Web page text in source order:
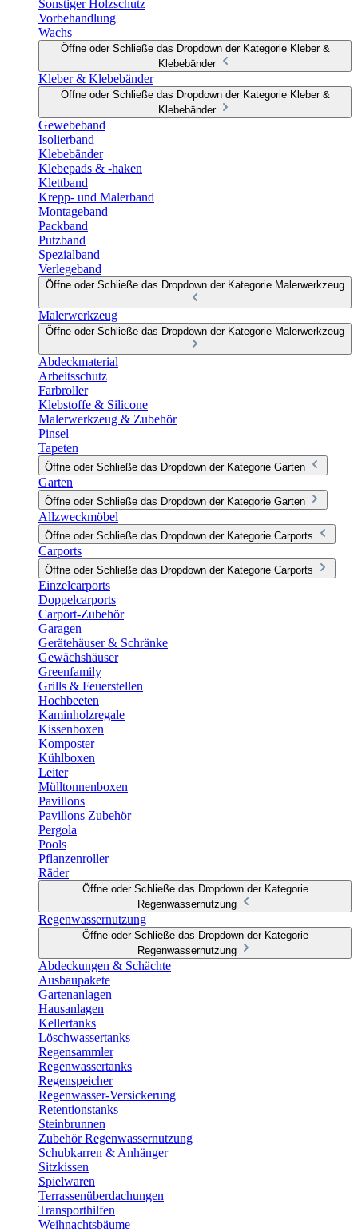
Sonstiger Holzschutz
Vorbehandlung
Wachs
Öffne oder Schließe das Dropdown der Kategorie Kleber &
Klebebänder
Kleber & Klebebänder
Öffne oder Schließe das Dropdown der Kategorie Kleber &
Klebebänder
Gewebeband
Isolierband
Klebebänder
Klebepads & -haken
Klettband
Krepp- und Malerband
Montageband
Packband
Putzband
Spezialband
Verlegeband
Öffne oder Schließe das Dropdown der Kategorie Malerwerkzeug
Malerwerkzeug
Öffne oder Schließe das Dropdown der Kategorie Malerwerkzeug
Abdeckmaterial
Arbeitsschutz
Farbroller
Klebstoffe & Silicone
Malerwerkzeug & Zubehör
Pinsel
Tapeten
Öffne oder Schließe das Dropdown der Kategorie Garten
Garten
Öffne oder Schließe das Dropdown der Kategorie Garten
Allzweckmöbel
Öffne oder Schließe das Dropdown der Kategorie Carports
Carports
Öffne oder Schließe das Dropdown der Kategorie Carports
Einzelcarports
Doppelcarports
Carport-Zubehör
Garagen
Gerätehäuser & Schränke
Gewächshäuser
Greenfamily
Grills & Feuerstellen
Hochbeeten
Kaminholzregale
Kissenboxen
Komposter
Kühlboxen
Leiter
Mülltonnenboxen
Pavillons
Pavillons Zubehör
Pergola
Pools
Pflanzenroller
Räder
Öffne oder Schließe das Dropdown der Kategorie
Regenwassernutzung
Regenwassernutzung
Öffne oder Schließe das Dropdown der Kategorie
Regenwassernutzung
Abdeckungen & Schächte
Ausbaupakete
Gartenanlagen
Hausanlagen
Kellertanks
Löschwassertanks
Regensammler
Regenwassertanks
Regenspeicher
Regenwasser-Versickerung
Retentionstanks
Steinbrunnen
Zubehör Regenwassernutzung
Schubkarren & Anhänger
Sitzkissen
Spielwaren
Terrassenüberdachungen
Transporthilfen
Weihnachtsbäume